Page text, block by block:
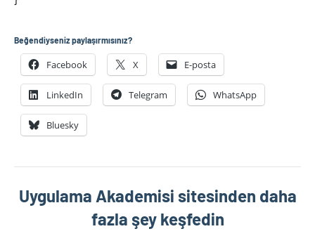
Beğendiyseniz paylaşırmısınız?
Facebook X E-posta
LinkedIn Telegram WhatsApp
Bluesky
Uygulama Akademisi sitesinden daha
fazla şey keşfedin